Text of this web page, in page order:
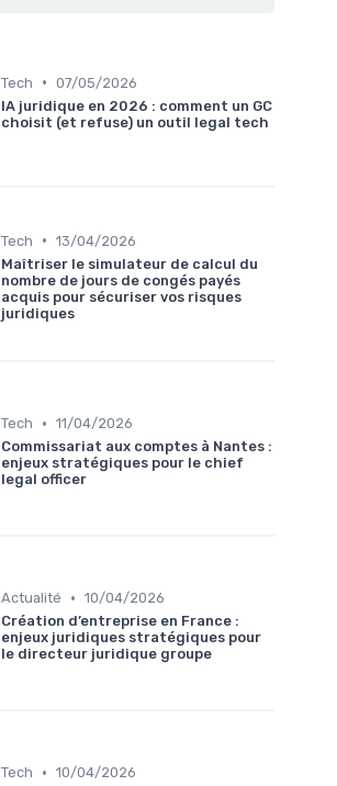
Tech • 07/05/2026
IA juridique en 2026 : comment un GC
choisit (et refuse) un outil legal tech
Tech • 13/04/2026
Maîtriser le simulateur de calcul du
nombre de jours de congés payés
acquis pour sécuriser vos risques
juridiques
Tech • 11/04/2026
Commissariat aux comptes à Nantes :
enjeux stratégiques pour le chief
legal officer
Actualité • 10/04/2026
Création d’entreprise en France :
enjeux juridiques stratégiques pour
le directeur juridique groupe
Tech • 10/04/2026